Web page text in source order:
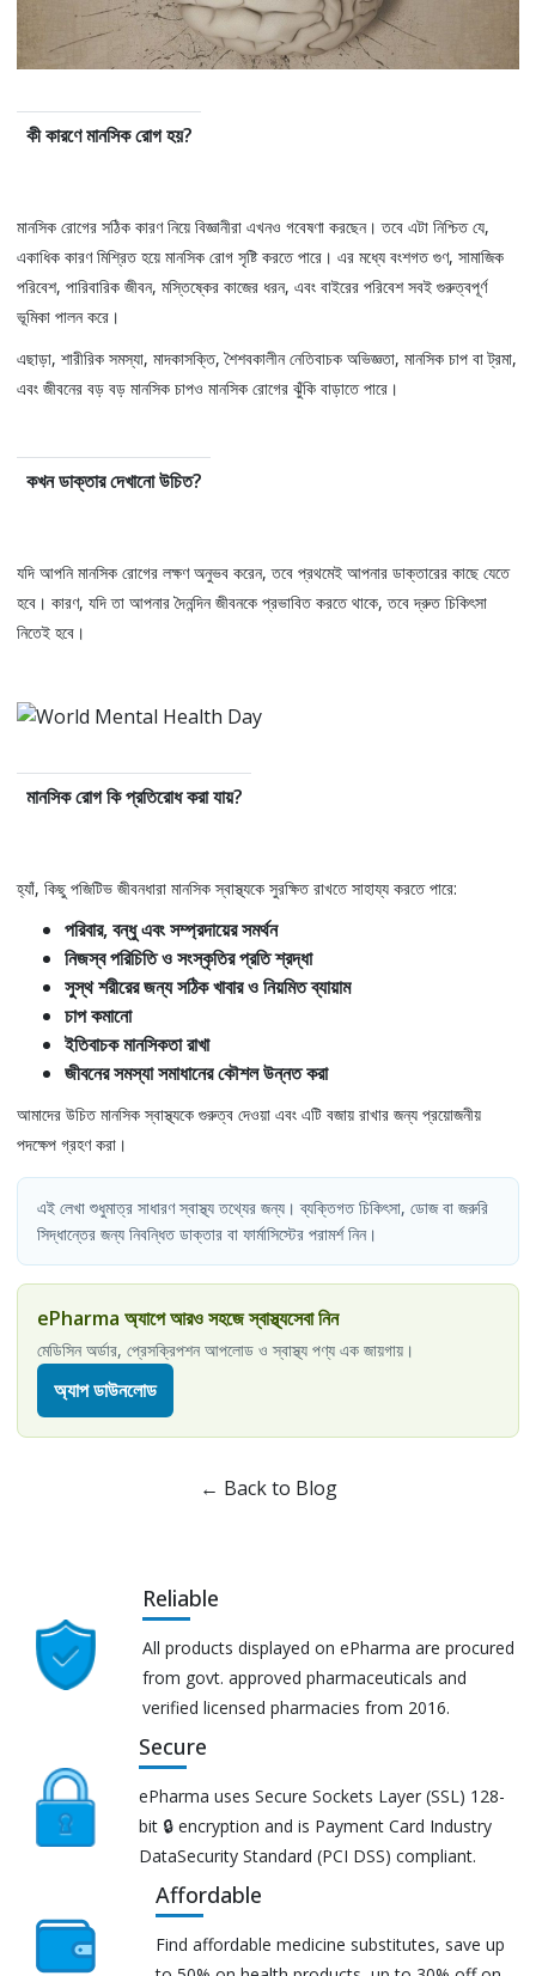
কী কারণে মানসিক রোগ হয়?
মানসিক রোগের সঠিক কারণ নিয়ে বিজ্ঞানীরা এখনও গবেষণা করছেন। তবে এটা নিশ্চিত যে,
একাধিক কারণ মিশ্রিত হয়ে মানসিক রোগ সৃষ্টি করতে পারে। এর মধ্যে বংশগত গুণ, সামাজিক
পরিবেশ, পারিবারিক জীবন, মস্তিষ্কের কাজের ধরন, এবং বাইরের পরিবেশ সবই গুরুত্বপূর্ণ
ভূমিকা পালন করে।
এছাড়া, শারীরিক সমস্যা, মাদকাসক্তি, শৈশবকালীন নেতিবাচক অভিজ্ঞতা, মানসিক চাপ বা ট্রমা,
এবং জীবনের বড় বড় মানসিক চাপও মানসিক রোগের ঝুঁকি বাড়াতে পারে।
কখন ডাক্তার দেখানো উচিত?
যদি আপনি মানসিক রোগের লক্ষণ অনুভব করেন, তবে প্রথমেই আপনার ডাক্তারের কাছে যেতে
হবে। কারণ, যদি তা আপনার দৈনন্দিন জীবনকে প্রভাবিত করতে থাকে, তবে দ্রুত চিকিৎসা
নিতেই হবে।
মানসিক রোগ কি প্রতিরোধ করা যায়?
হ্যাঁ, কিছু পজিটিভ জীবনধারা মানসিক স্বাস্থ্যকে সুরক্ষিত রাখতে সাহায্য করতে পারে:
পরিবার, বন্ধু এবং সম্প্রদায়ের সমর্থন
নিজস্ব পরিচিতি ও সংস্কৃতির প্রতি শ্রদ্ধা
সুস্থ শরীরের জন্য সঠিক খাবার ও নিয়মিত ব্যায়াম
চাপ কমানো
ইতিবাচক মানসিকতা রাখা
জীবনের সমস্যা সমাধানের কৌশল উন্নত করা
আমাদের উচিত মানসিক স্বাস্থ্যকে গুরুত্ব দেওয়া এবং এটি বজায় রাখার জন্য প্রয়োজনীয়
পদক্ষেপ গ্রহণ করা।
এই লেখা শুধুমাত্র সাধারণ স্বাস্থ্য তথ্যের জন্য। ব্যক্তিগত চিকিৎসা, ডোজ বা জরুরি
সিদ্ধান্তের জন্য নিবন্ধিত ডাক্তার বা ফার্মাসিস্টের পরামর্শ নিন।
ePharma অ্যাপে আরও সহজে স্বাস্থ্যসেবা নিন
মেডিসিন অর্ডার, প্রেসক্রিপশন আপলোড ও স্বাস্থ্য পণ্য এক জায়গায়।
অ্যাপ ডাউনলোড
← Back to Blog
Reliable
All products displayed on ePharma are procured
from govt. approved pharmaceuticals and
verified licensed pharmacies from 2016.
Secure
ePharma uses Secure Sockets Layer (SSL) 128-
bit 🔒 encryption and is Payment Card Industry
DataSecurity Standard (PCI DSS) compliant.
Affordable
Find affordable medicine substitutes, save up